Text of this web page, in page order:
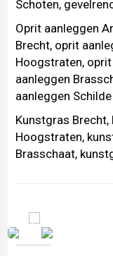
Schoten,
Oprit aanleggen
Brecht, oprit
Hoogstraten,
aanleggen
aanleggen Schilde
Kunstgras Brecht,
Hoogstraten,
Brasschaat,